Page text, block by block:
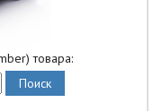
товара: